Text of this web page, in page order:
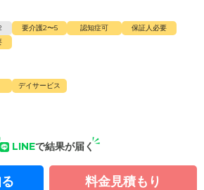
要介護2〜5 認知症可
保証人必要
デイサービス
LINEで結果が届く
料金見積もり